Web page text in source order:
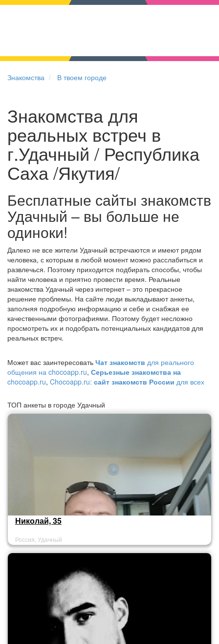
Знакомства В твоем городе
Знакомства для
реальных встреч в
г.Удачный / Республика
Саха /Якутия/
Бесплатные сайты знакомств
Удачный – вы больше не
одиноки!
Далеко не все жители Удачный встречаются и имеют рядом
человека, с которым в любой момент можно расслабиться и
развлечься. Поэтому приходится подбирать способы, чтобы
найти человека и приятно провести время. Реальные
знакомства Удачный через интернет – это прекрасное
решение проблемы. На сайте люди выкладывают анкеты,
заполняя подробную информацию и себе и снабжая ее
качественными фотографиями. Поэтому будет несложно
просмотреть их и подобрать потенциальных кандидатов для
реальных встреч.
Может вас заинтересовать Чат знакомств для реального
общения на chocoapp.ru, Серьезные знакомства на
chocoapp.ru, Chocoapp.ru: сайт знакомств России для всех
ТОП анкеты в городе Удачный
Николай, 35
Россия, Удачный